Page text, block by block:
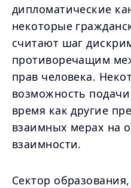
дипломатические
некоторые
считают шаг
противоречащим
прав человека.
возможность
время как другие
взаимных мерах на
взаимности.
Сектор